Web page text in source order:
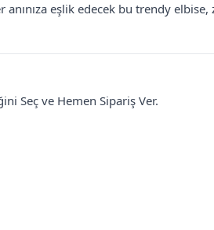
eşlik edecek bu trendy
Seç ve Hemen Sipariş Ver.